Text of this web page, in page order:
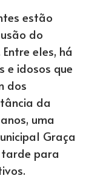
estão
do
eles, há
e idosos que
dos
da
uma
Graça
tarde para